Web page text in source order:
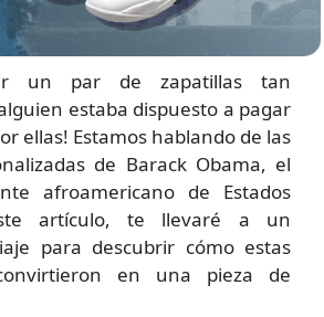
un par de zapatillas tan
estaba dispuesto a pagar
ellas! Estamos hablando de las
de Barack Obama, el
afroamericano de Estados
artículo, te llevaré a un
para descubrir cómo estas
en una pieza de